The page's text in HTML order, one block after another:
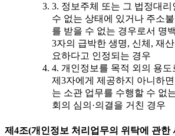
3. 정보주체 또는 그 법정대
수 없는 상태에 있거나 주소
를 받을 수 없는 경우로서 명
3자의 급박한 생명, 신체, 재
요하다고 인정되는 경우
4. 개인정보를 목적 외의 용
제3자에게 제공하지 아니하
는 소관 업무를 수행할 수 없
회의 심의·의결을 거친 경우
제4조(개인정보 처리업무의 위탁에 관한